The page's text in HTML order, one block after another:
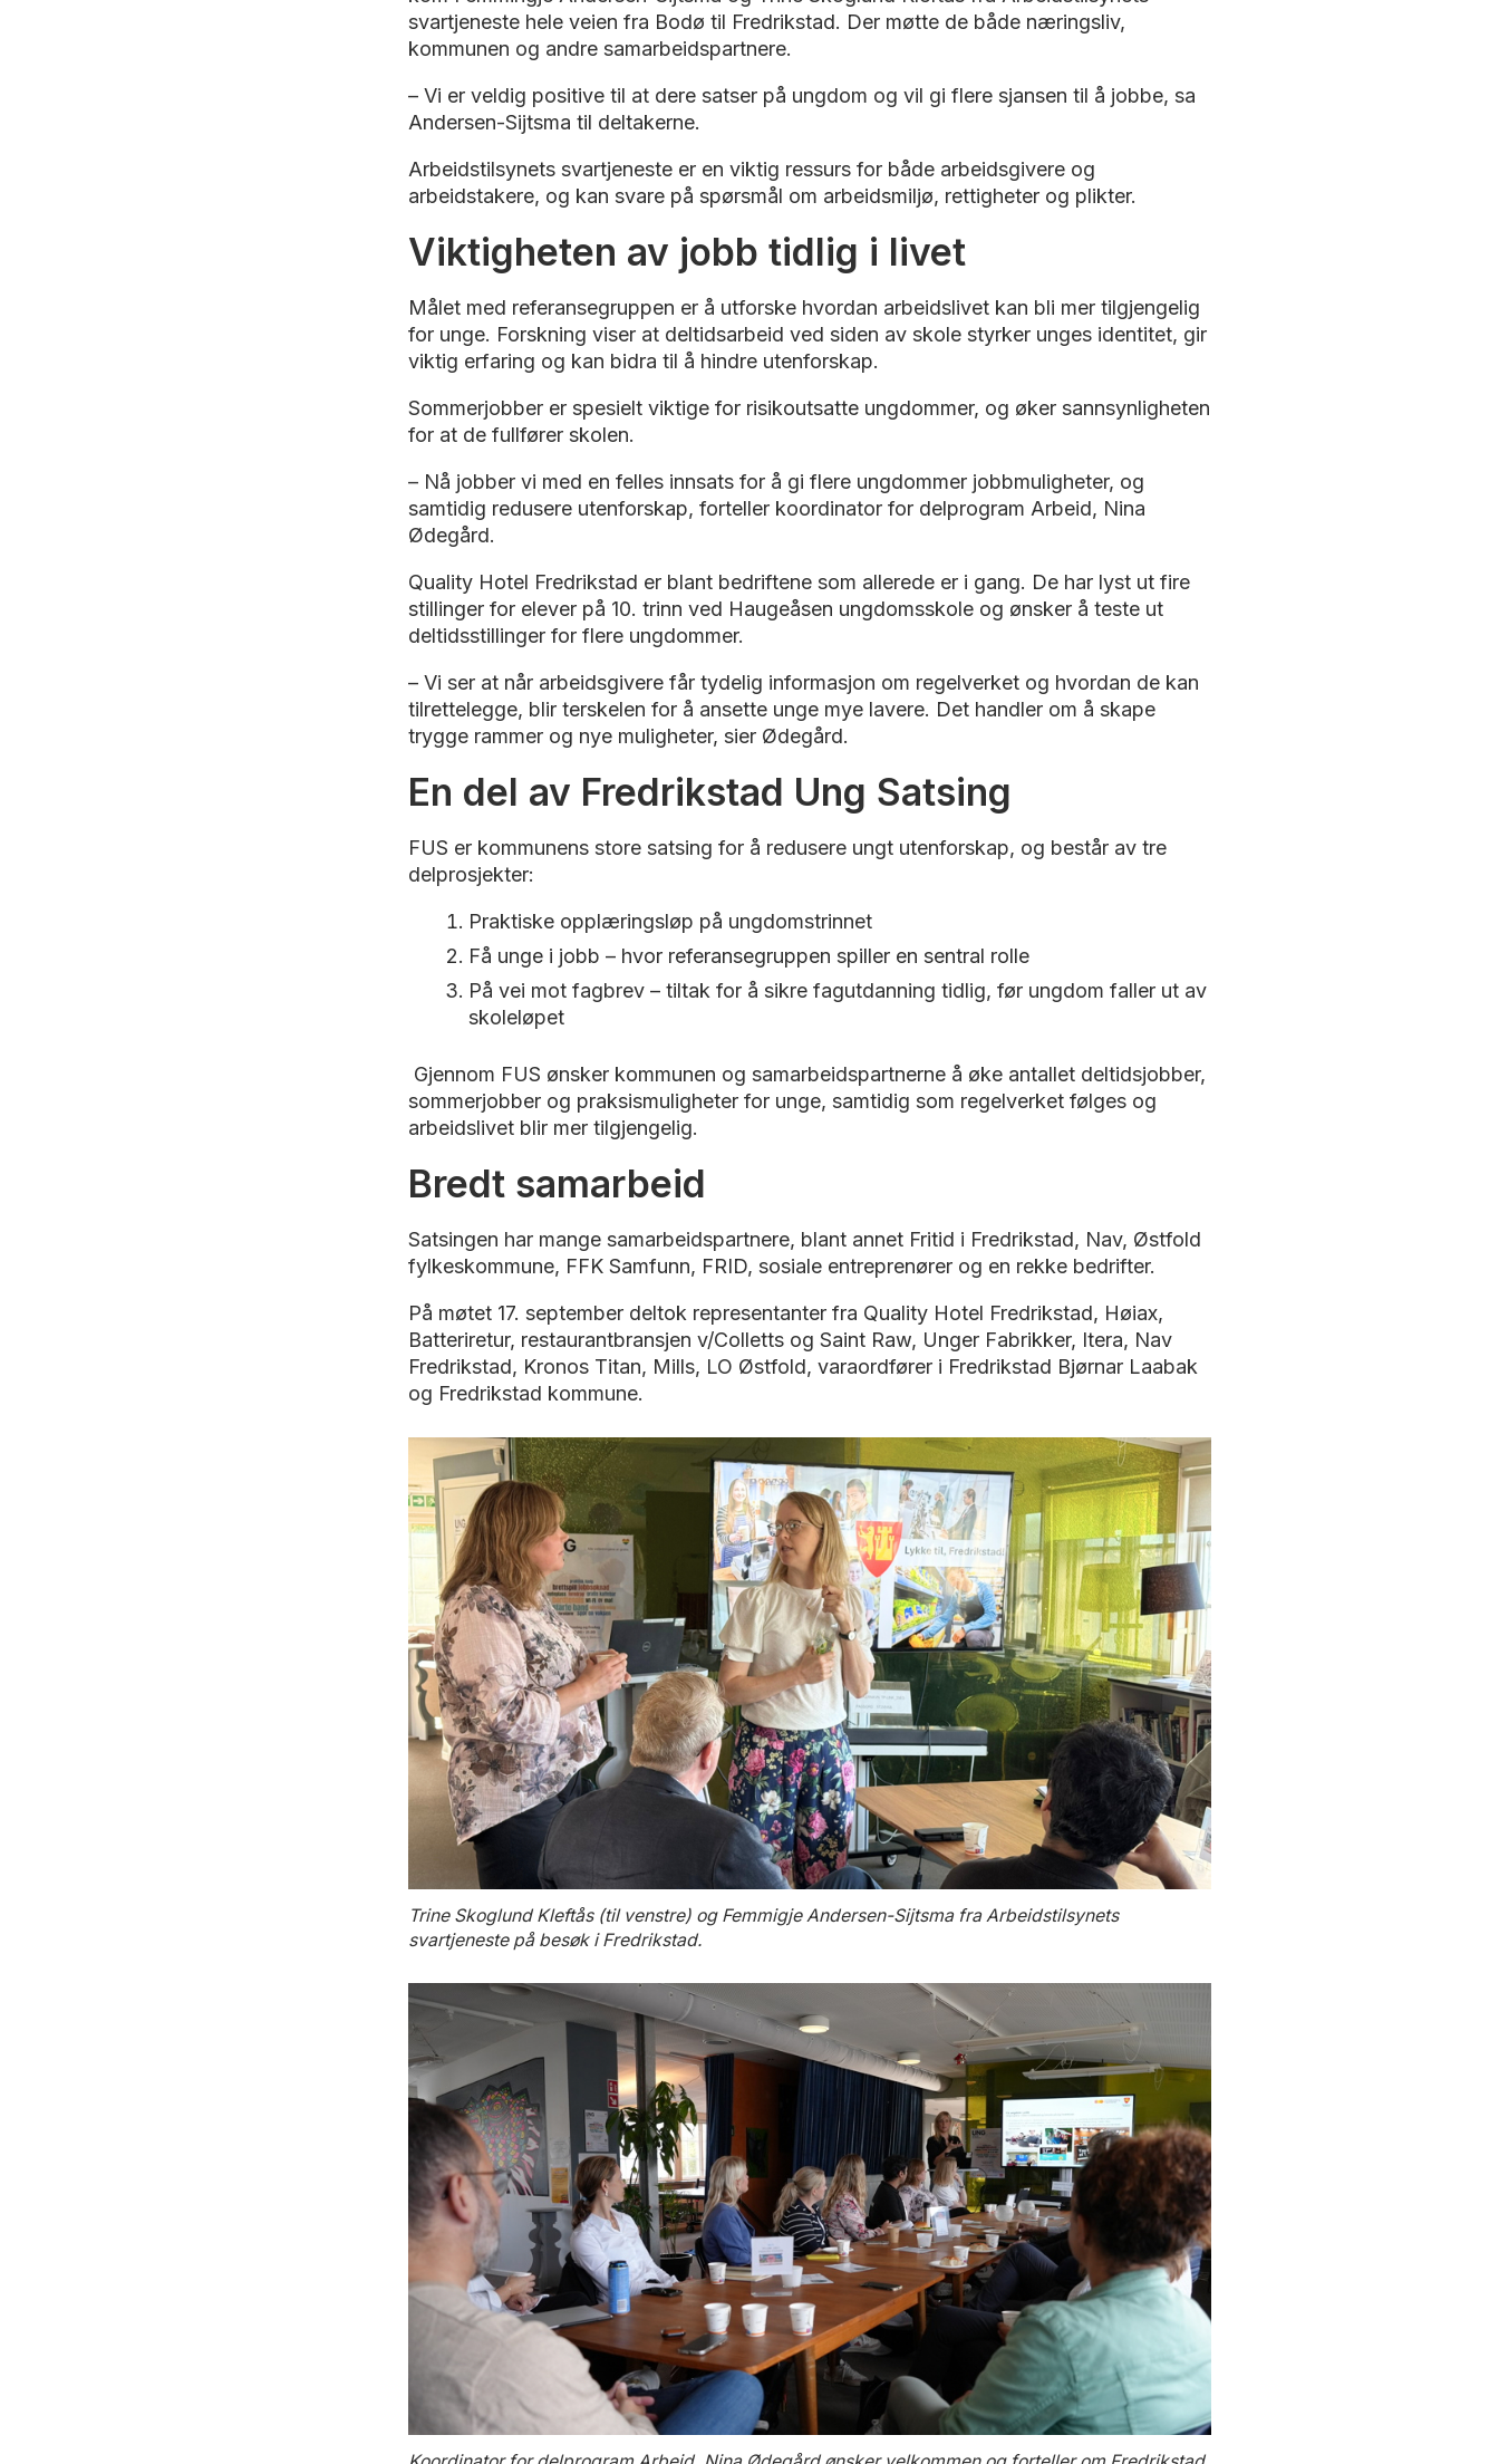
svartjeneste hele veien fra Bodø til Fredrikstad. Der møtte de både næringsliv,
kommunen og andre samarbeidspartnere.
– Vi er veldig positive til at dere satser på ungdom og vil gi flere sjansen til å jobbe, sa
Andersen-Sijtsma til deltakerne.
Arbeidstilsynets svartjeneste er en viktig ressurs for både arbeidsgivere og
arbeidstakere, og kan svare på spørsmål om arbeidsmiljø, rettigheter og plikter.
Viktigheten av jobb tidlig i livet
Målet med referansegruppen er å utforske hvordan arbeidslivet kan bli mer tilgjengelig
for unge. Forskning viser at deltidsarbeid ved siden av skole styrker unges identitet, gir
viktig erfaring og kan bidra til å hindre utenforskap.
Sommerjobber er spesielt viktige for risikoutsatte ungdommer, og øker sannsynligheten
for at de fullfører skolen.
– Nå jobber vi med en felles innsats for å gi flere ungdommer jobbmuligheter, og
samtidig redusere utenforskap, forteller koordinator for delprogram Arbeid, Nina
Ødegård.
Quality Hotel Fredrikstad er blant bedriftene som allerede er i gang. De har lyst ut fire
stillinger for elever på 10. trinn ved Haugeåsen ungdomsskole og ønsker å teste ut
deltidsstillinger for flere ungdommer.
– Vi ser at når arbeidsgivere får tydelig informasjon om regelverket og hvordan de kan
tilrettelegge, blir terskelen for å ansette unge mye lavere. Det handler om å skape
trygge rammer og nye muligheter, sier Ødegård.
En del av Fredrikstad Ung Satsing
FUS er kommunens store satsing for å redusere ungt utenforskap, og består av tre
delprosjekter:
Praktiske opplæringsløp på ungdomstrinnet
Få unge i jobb – hvor referansegruppen spiller en sentral rolle
På vei mot fagbrev – tiltak for å sikre fagutdanning tidlig, før ungdom faller ut av
skoleløpet
Gjennom FUS ønsker kommunen og samarbeidspartnerne å øke antallet deltidsjobber,
sommerjobber og praksismuligheter for unge, samtidig som regelverket følges og
arbeidslivet blir mer tilgjengelig.
Bredt samarbeid
Satsingen har mange samarbeidspartnere, blant annet Fritid i Fredrikstad, Nav, Østfold
fylkeskommune, FFK Samfunn, FRID, sosiale entreprenører og en rekke bedrifter.
På møtet 17. september deltok representanter fra Quality Hotel Fredrikstad, Høiax,
Batteriretur, restaurantbransjen v/Colletts og Saint Raw, Unger Fabrikker, Itera, Nav
Fredrikstad, Kronos Titan, Mills, LO Østfold, varaordfører i Fredrikstad Bjørnar Laabak
og Fredrikstad kommune.
Trine Skoglund Kleftås (til venstre) og Femmigje Andersen-Sijtsma fra Arbeidstilsynets
svartjeneste på besøk i Fredrikstad.